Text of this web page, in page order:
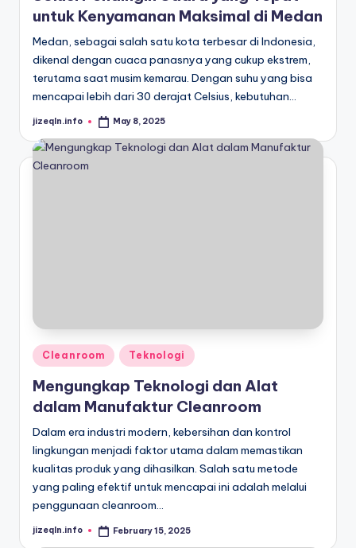
untuk Kenyamanan Maksimal di Medan
Medan, sebagai salah satu kota terbesar di Indonesia,
dikenal dengan cuaca panasnya yang cukup ekstrem,
terutama saat musim kemarau. Dengan suhu yang bisa
mencapai lebih dari 30 derajat Celsius, kebutuhan…
Posted
jizeqln.info May 8, 2025
Posted
Cleanroom Teknologi
Mengungkap Teknologi dan Alat
dalam Manufaktur Cleanroom
Dalam era industri modern, kebersihan dan kontrol
lingkungan menjadi faktor utama dalam memastikan
kualitas produk yang dihasilkan. Salah satu metode
yang paling efektif untuk mencapai ini adalah melalui
penggunaan cleanroom…
Posted
jizeqln.info February 15, 2025